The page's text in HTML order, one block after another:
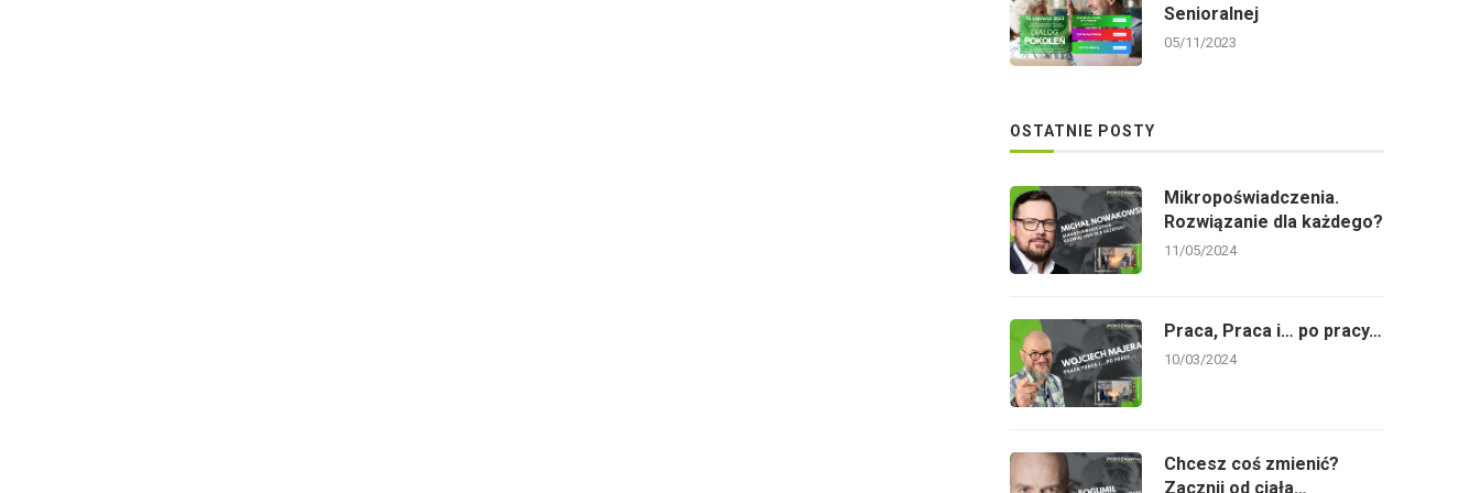
Senioralnej
05/11/2023
OSTATNIE POSTY
Mikropoświadczenia.
Rozwiązanie dla każdego?
11/05/2024
Praca, Praca i… po pracy…
10/03/2024
Chcesz coś zmienić?
Zacznij od ciała…